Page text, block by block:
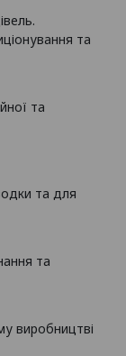
та
та
та для
та
виробництві